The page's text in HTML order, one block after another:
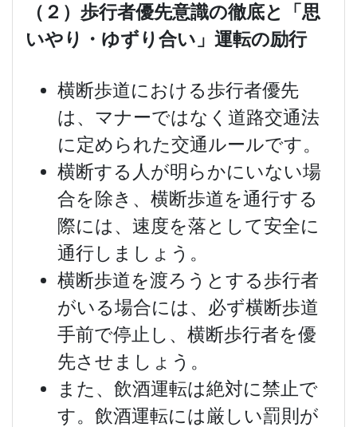
（２）歩行者優先意識の徹底と「思
いやり・ゆずり合い」運転の励行
横断歩道における歩行者優先
は、マナーではなく道路交通法
に定められた交通ルールです。
横断する人が明らかにいない場
合を除き、横断歩道を通行する
際には、速度を落として安全に
通行しましょう。
横断歩道を渡ろうとする歩行者
がいる場合には、必ず横断歩道
手前で停止し、横断歩行者を優
先させましょう。
また、飲酒運転は絶対に禁止で
す。飲酒運転には厳しい罰則が